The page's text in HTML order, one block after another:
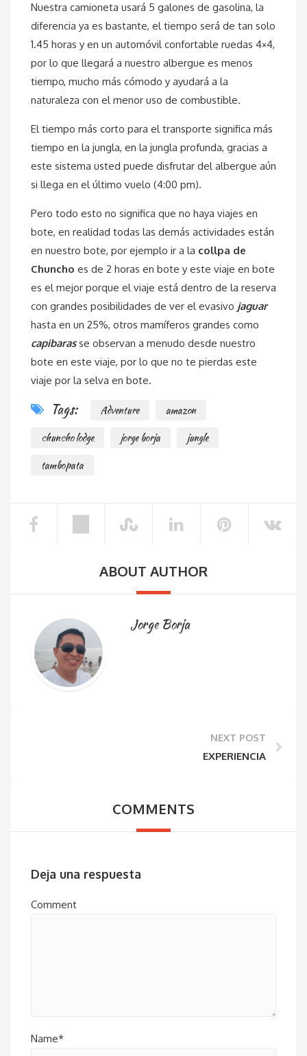
Nuestra camioneta usará 5 galones de gasolina, la
diferencia ya es bastante, el tiempo será de tan solo
1.45 horas y en un automóvil confortable ruedas 4×4,
por lo que llegará a nuestro albergue es menos
tiempo, mucho más cómodo y ayudará a la
naturaleza con el menor uso de combustible.
El tiempo más corto para el transporte significa más
tiempo en la jungla, en la jungla profunda, gracias a
este sistema usted puede disfrutar del albergue aún
si llega en el último vuelo (4:00 pm).
Pero todo esto no significa que no haya viajes en
bote, en realidad todas las demás actividades están
en nuestro bote, por ejemplo ir a la collpa de
Chuncho es de 2 horas en bote y este viaje en bote
es el mejor porque el viaje está dentro de la reserva
con grandes posibilidades de ver el evasivo jaguar
hasta en un 25%, otros mamíferos grandes como
capibarasse observan a menudo desde nuestro
bote en este viaje, por lo que no te pierdas este
viaje por la selva en bote.
Tags: Adventure
amazon
chuncho lodge
jorge borja
jungle
tambopata
ABOUT AUTHOR
Jorge Borja
NEXT POST
EXPERIENCIA
COMMENTS
Deja una respuesta
Comment
Name*